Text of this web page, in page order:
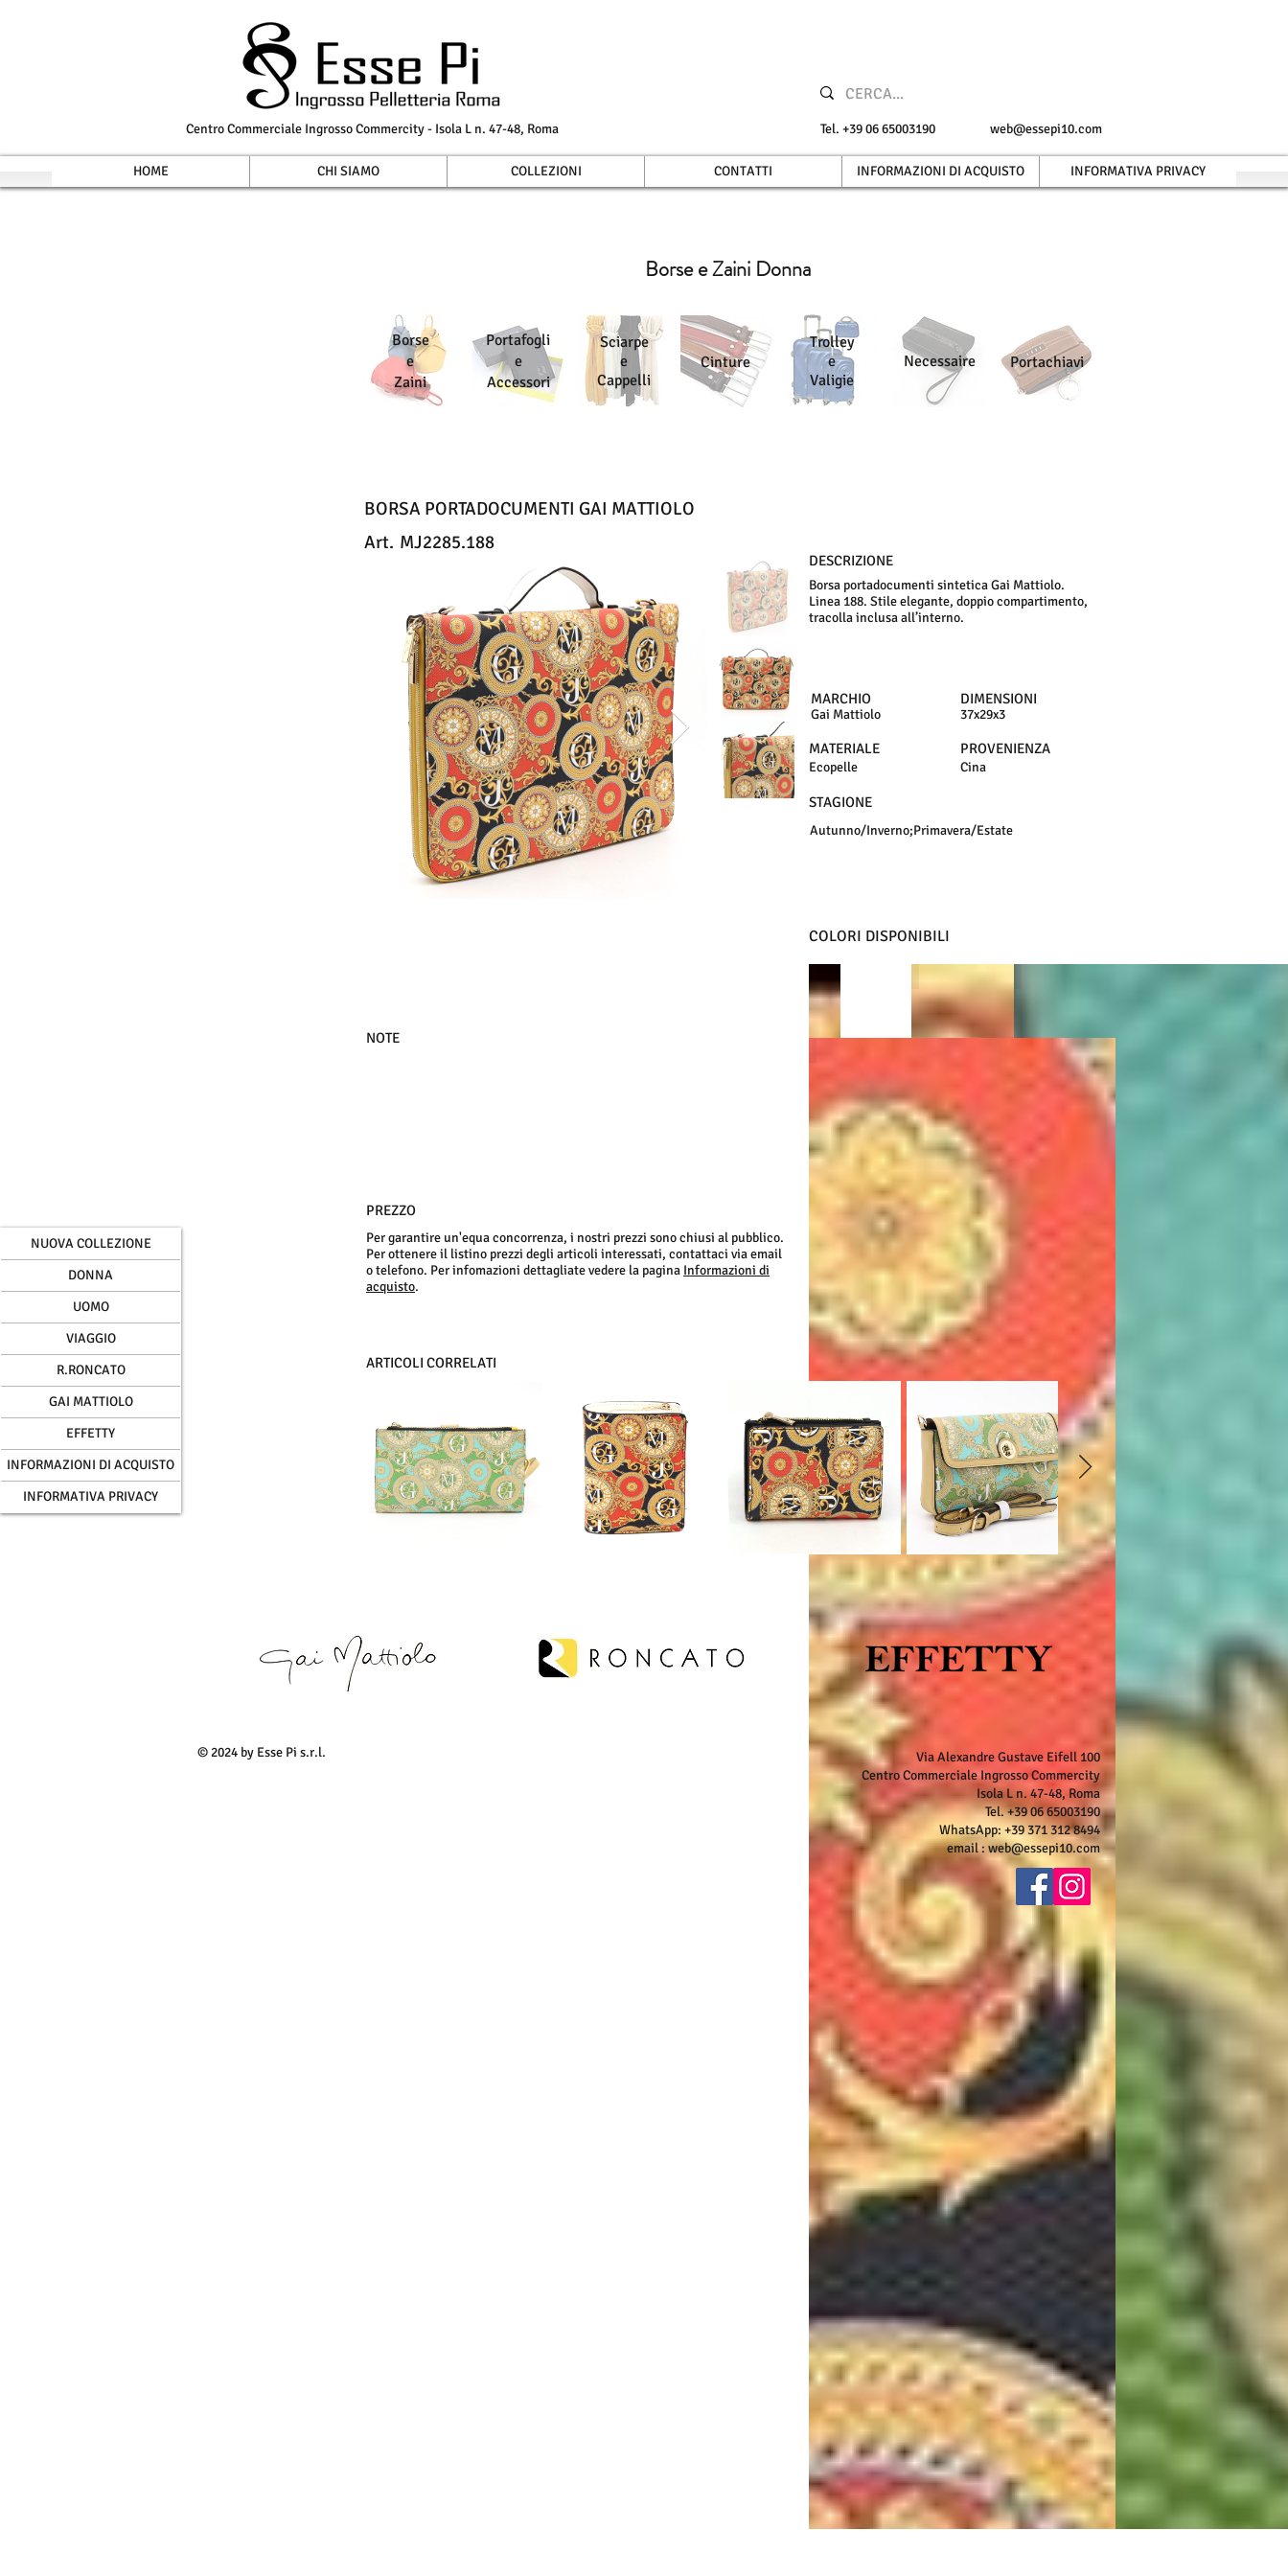
Centro Commerciale Ingrosso Commercity - Isola L n. 47-48, Roma Tel. +39 06 65003190 web@essepi10.com
HOME CHI SIAMO COLLEZIONI CONTATTI INFORMAZIONI DI ACQUISTO INFORMATIVA PRIVACY
NUOVA COLLEZIONE
DONNA
UOMO
VIAGGIO
R.RONCATO
GAI MATTIOLO
EFFETTY
INFORMAZIONI DI ACQUISTO
INFORMATIVA PRIVACY
Borse e Zaini Donna
Borse
e
Zaini
Portafogli
e
Accessori
Sciarpe
e
Cappelli
Cinture
Trolley
e
Valigie
Necessaire Portachiavi
BORSA PORTADOCUMENTI GAI MATTIOLO
Art. MJ2285.188
DESCRIZIONE
Borsa portadocumenti sintetica Gai Mattiolo.
Linea 188. Stile elegante, doppio compartimento,
tracolla inclusa all’interno.
MARCHIO DIMENSIONI
37x29x3
Gai Mattiolo
MATERIALE
Ecopelle
PROVENIENZA
Cina
STAGIONE
Autunno/Inverno;Primavera/Estate
COLORI DISPONIBILI
NOTE
PREZZO
Per garantire un'equa concorrenza, i nostri prezzi sono chiusi al pubblico.
Per ottenere il listino prezzi degli articoli interessati, contattaci via email
o telefono. Per infomazioni dettagliate vedere la pagina Informazioni di
acquisto.
ARTICOLI CORRELATI
© 2024 by Esse Pi s.r.l.
Via Alexandre Gustave Eifell 100
Centro Commerciale Ingrosso Commercity
Isola L n. 47-48, Roma
Tel. +39 06 65003190
WhatsApp: +39 371 312 8494
email : web@essepi10.com